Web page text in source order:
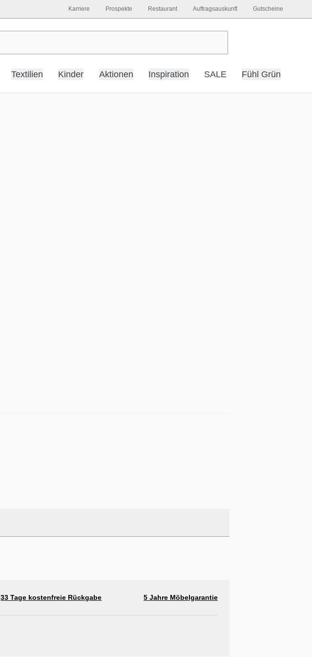
Textilien Kinder Aktionen Inspiration SALE Fühl Grün
Karriere Prospekte Restaurant Auftragsauskunft Gutscheine
33 Tage kostenfreie Rückgabe 5 Jahre Möbelgarantie